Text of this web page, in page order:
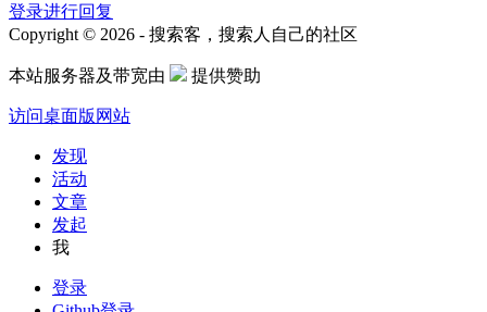
登录进行回复
Copyright © 2026 - 搜索客，搜索人自己的社区
本站服务器及带宽由 提供赞助
访问桌面版网站
发现
活动
文章
发起
我
登录